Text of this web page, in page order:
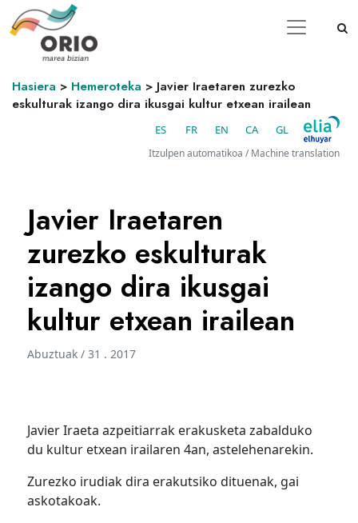
Hasiera > Hemeroteka >Javier Iraetaren zurezko
eskulturak izango dira ikusgai kultur etxean irailean
ES FR EN CA GL
Itzulpen automatikoa / Machine translation
Javier Iraetaren
zurezko eskulturak
izango dira ikusgai
kultur etxean irailean
Abuztuak / 31 . 2017
Javier Iraeta azpeitiarrak erakusketa zabalduko
du kultur etxean irailaren 4an, astelehenarekin.
Zurezko irudiak dira erakutsiko dituenak, gai
askotakoak.